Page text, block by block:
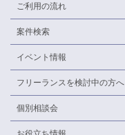
ご利用の流れ
案件検索
イベント情報
フリーランスを検討中の方へ
個別相談会